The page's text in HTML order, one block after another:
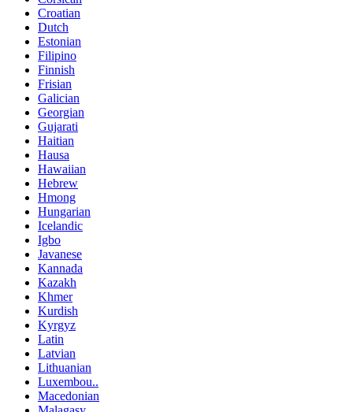
Croatian
Dutch
Estonian
Filipino
Finnish
Frisian
Galician
Georgian
Gujarati
Haitian
Hausa
Hawaiian
Hebrew
Hmong
Hungarian
Icelandic
Igbo
Javanese
Kannada
Kazakh
Khmer
Kurdish
Kyrgyz
Latin
Latvian
Lithuanian
Luxembou..
Macedonian